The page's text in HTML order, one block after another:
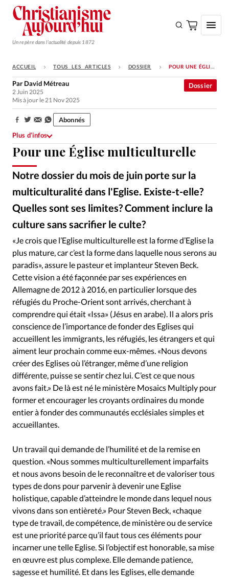
Un repère dans l'actualité depuis 1872
S'ABONNER
Monde
Opinions
Tous les articles
Faire un don
Emploi
Se connecter
Édition: Internationale
Devise: CHF
RUBRIQUES
Tous les articles
Actualité chrétienne
Actualité internationale
Chronique
Culture
Dossier
Eglises Foi Génération réveil
Monde
Opinions
Publireportage
Relations Aujourd'hui
Société
Tour du monde des Eglises
Trait d'Ixène
Vécu
Vie Intérieure
ACCUEIL TOUS LES ARTICLES DOSSIER POUR UNE ÉGLISE MULTICULTURELLE
Pour une Église multiculturelle
Notre dossier du mois de juin porte sur la
multiculturalité dans l'Eglise. Existe-t-elle?
Quelles sont ses limites? Comment inclure la
culture sans sacrifier le culte?
Dossier
Par David Métreau
2 Juin 2025
Mis à jour le 21 Nov 2025
Partager:
Abonnés
Plus d’infos
© FG Trade Latin – Getty Images
«Je crois que l’Eglise multiculturelle est la forme d’Eglise la
plus mature, car c’est la forme dans laquelle nous serons au
paradis», assure le pasteur et implanteur Steven Beck.
Cette vision a été façonnée par ses expériences en
Allemagne de 2012 à 2016, en particulier lorsque des
réfugiés du Proche-Orient sont arrivés, cherchant à
comprendre qui était «Issa» (Jésus en arabe). Il a alors pris
conscience de l’importance de fonder des Eglises qui
accueillent les immigrants, les réfugiés, les étrangers et qui
aiment leur prochain comme eux-mêmes. «Nous devons
créer des Eglises où l’étranger, même d’une religion
différente, puisse se sentir chez lui. C’est ce que nous
avons fait.» De là est né le ministère Mosaics Multiply pour
former et encourager les croyants ordinaires du monde
entier à fonder des communautés ecclésiales simples et
accueillantes.
Un travail qui demande de l’humilité et de la remise en
question. «Nous sommes multiculturellement imparfaits
et nous avons besoin de le reconnaître et de valoriser tous
types de dons pour parvenir à devenir une Eglise
holistique, capable d’atteindre le monde dans lequel nous
vivons dans son entièreté.» Pour Steven Beck, «chaque
type de travail, de compétence, de ministère ou de service
est une priorité parce qu’il faut tous ces éléments pour
incarner une telle Eglise. Si l’objectif est honorable, sa mise
en œuvre est plus complexe. Elle demande patience,
sagesse et humilité. Et dans les Eglises, elle demande